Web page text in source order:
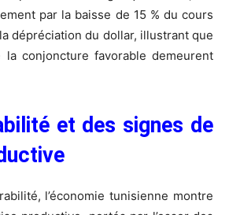
par la baisse de 15 % du cours
dépréciation du dollar, illustrant que
conjoncture favorable demeurent
et des signes de
l’économie tunisienne montre